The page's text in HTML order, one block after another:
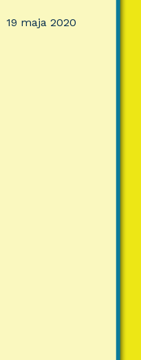
19 maja 2020